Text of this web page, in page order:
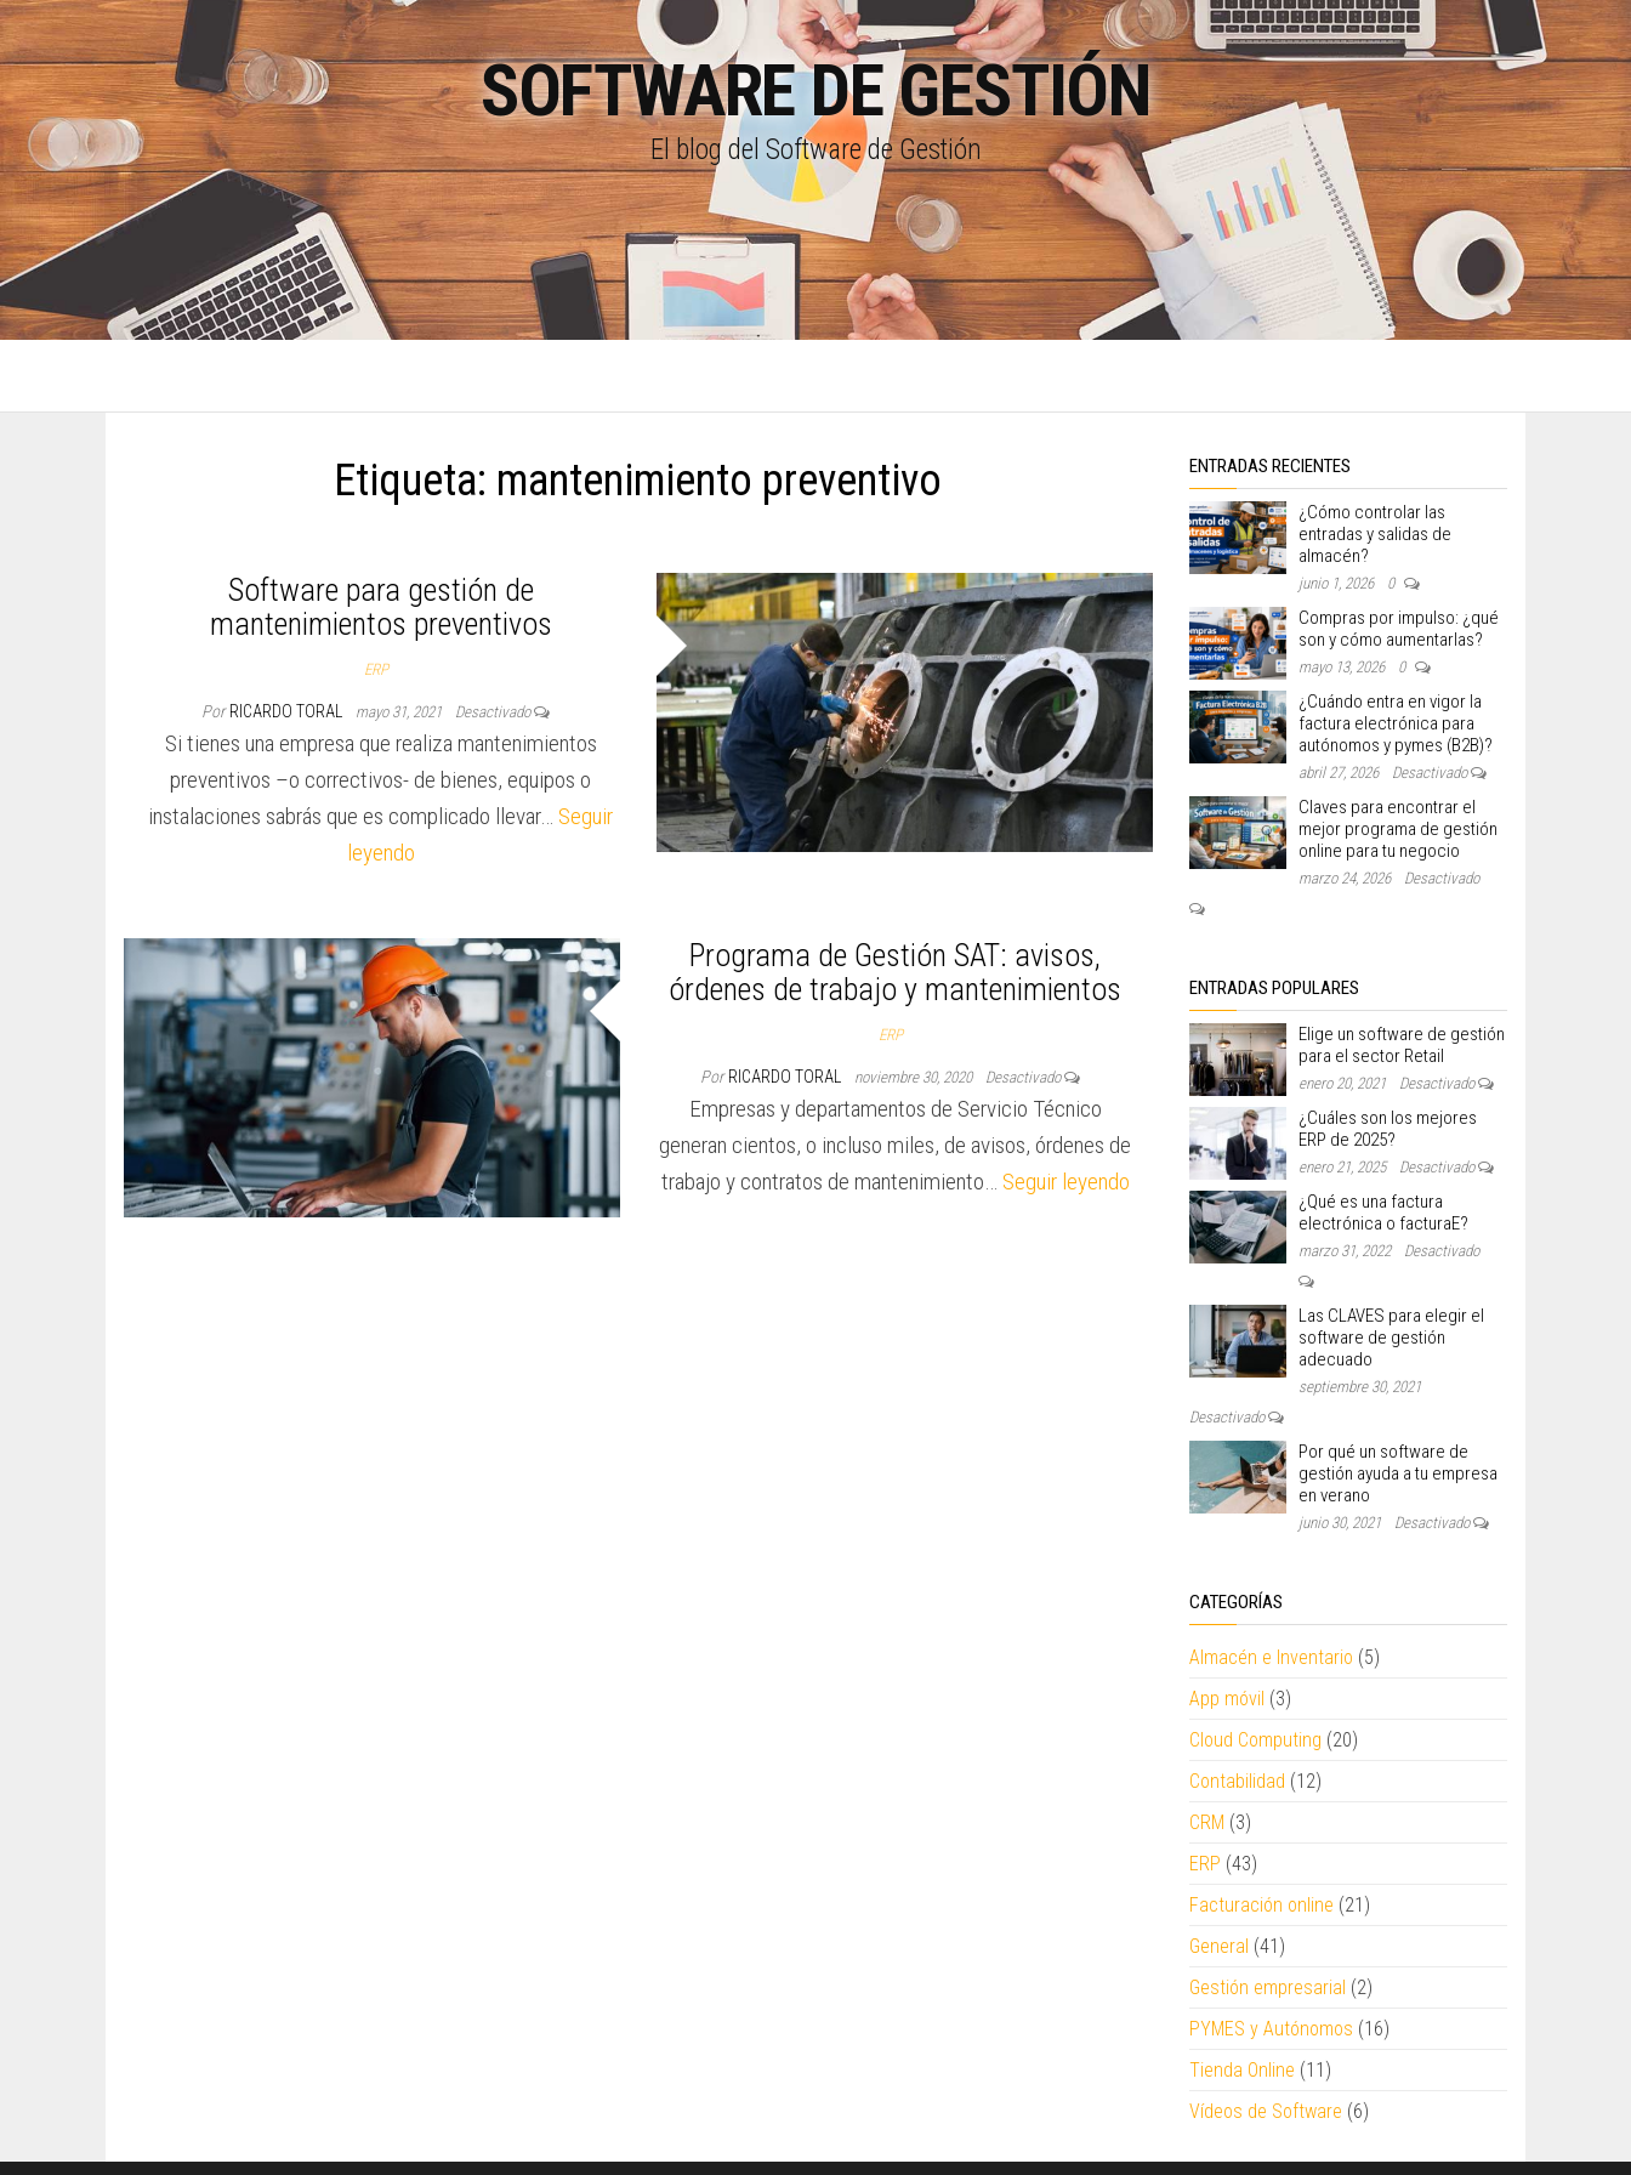
SOFTWARE DE GESTIÓN
El blog del Software de Gestión
Etiqueta: mantenimiento preventivo
Software para gestión de
mantenimientos preventivos
ERP
Por RICARDO TORAL mayo 31, 2021 Desactivado
Si tienes una empresa que realiza mantenimientos
preventivos –o correctivos- de bienes, equipos o
instalaciones sabrás que es complicado llevar… Seguir
leyendo
Programa de Gestión SAT: avisos,
órdenes de trabajo y mantenimientos
ERP
Por RICARDO TORAL noviembre 30, 2020 Desactivado
Empresas y departamentos de Servicio Técnico
generan cientos, o incluso miles, de avisos, órdenes de
trabajo y contratos de mantenimiento… Seguir leyendo
ENTRADAS RECIENTES
¿Cómo controlar las
entradas y salidas de
almacén?
junio 1, 2026 0
Compras por impulso: ¿qué
son y cómo aumentarlas?
mayo 13, 2026 0
¿Cuándo entra en vigor la
factura electrónica para
autónomos y pymes (B2B)?
abril 27, 2026 Desactivado
Claves para encontrar el
mejor programa de gestión
online para tu negocio
marzo 24, 2026 Desactivado
ENTRADAS POPULARES
Elige un software de gestión
para el sector Retail
enero 20, 2021 Desactivado
¿Cuáles son los mejores
ERP de 2025?
enero 21, 2025 Desactivado
¿Qué es una factura
electrónica o facturaE?
marzo 31, 2022 Desactivado
Las CLAVES para elegir el
software de gestión
adecuado
septiembre 30, 2021
Desactivado
Por qué un software de
gestión ayuda a tu empresa
en verano
junio 30, 2021 Desactivado
CATEGORÍAS
Almacén e Inventario (5)
App móvil (3)
Cloud Computing (20)
Contabilidad (12)
CRM (3)
ERP (43)
Facturación online (21)
General (41)
Gestión empresarial (2)
PYMES y Autónomos (16)
Tienda Online (11)
Vídeos de Software (6)